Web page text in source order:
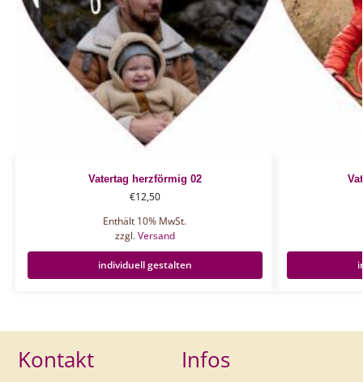
Vatertag herzförmig 02
€12,50
Enthält 10% MwSt.
zzgl.Versand
individuell gestalten
Kontakt Infos